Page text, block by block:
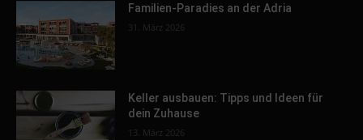
Familien-Paradies an der Adria
31. März 2026
Keller ausbauen: Tipps und Ideen für
dein Zuhause
13. März 2026